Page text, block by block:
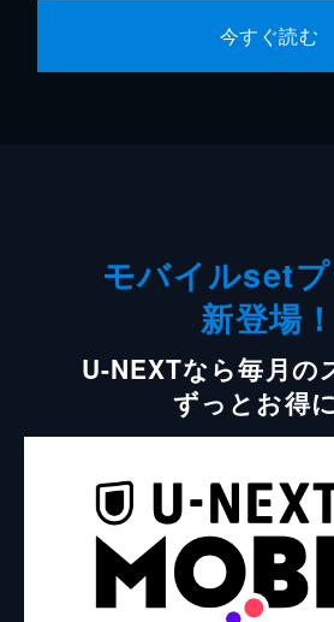
今すぐ読む
モバイルset
新登場！
U-NEXTなら毎月の
ずっとお得